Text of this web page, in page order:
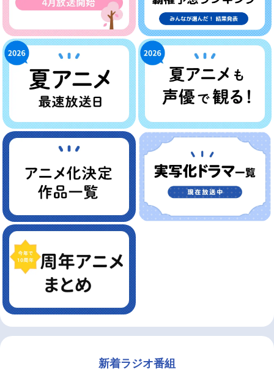
新着ラジオ番組